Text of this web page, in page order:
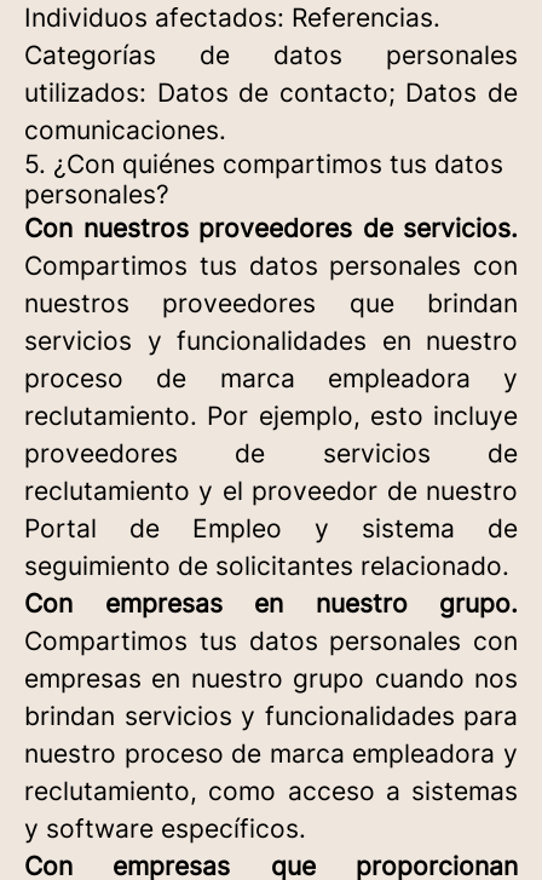
Individuos afectados: Referencias.
Categorías de datos personales
utilizados: Datos de contacto; Datos de
comunicaciones.
5. ¿Con quiénes compartimos tus datos
personales?
Con nuestros proveedores de servicios.
Compartimos tus datos personales con
nuestros proveedores que brindan
servicios y funcionalidades en nuestro
proceso de marca empleadora y
reclutamiento. Por ejemplo, esto incluye
proveedores de servicios de
reclutamiento y el proveedor de nuestro
Portal de Empleo y sistema de
seguimiento de solicitantes relacionado.
Con empresas en nuestro grupo.
Compartimos tus datos personales con
empresas en nuestro grupo cuando nos
brindan servicios y funcionalidades para
nuestro proceso de marca empleadora y
reclutamiento, como acceso a sistemas
y software específicos.
Con empresas que proporcionan